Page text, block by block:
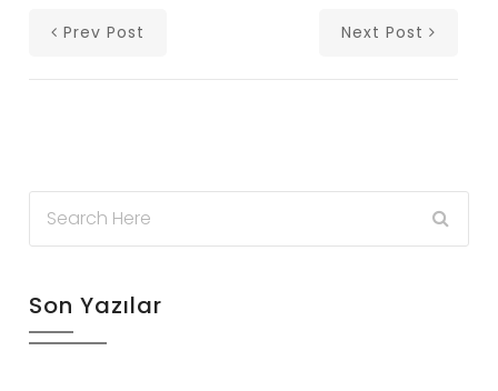
Prev Post Next Post
Son Yazılar